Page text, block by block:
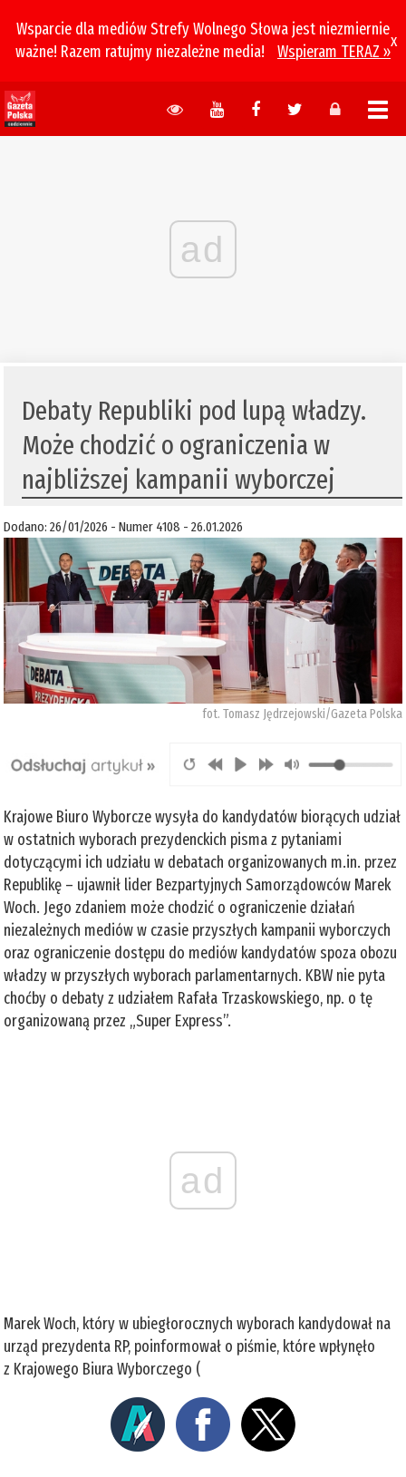
Wsparcie dla mediów Strefy Wolnego Słowa jest niezmiernie
ważne! Razem ratujmy niezależne media!
Wspieram TERAZ »
x
ad
Debaty Republiki pod lupą władzy.
Może chodzić o ograniczenia w
najbliższej kampanii wyborczej
Dodano: 26/01/2026 - Numer 4108 - 26.01.2026
fot. Tomasz Jędrzejowski/Gazeta Polska
Krajowe Biuro Wyborcze wysyła do kandydatów biorących udział
w ostatnich wyborach prezydenckich pisma z pytaniami
dotyczącymi ich udziału w debatach organizowanych m.in. przez
Republikę – ujawnił lider Bezpartyjnych Samorządowców Marek
Woch. Jego zdaniem może chodzić o ograniczenie działań
niezależnych mediów w czasie przyszłych kampanii wyborczych
oraz ograniczenie dostępu do mediów kandydatów spoza obozu
władzy w przyszłych wyborach parlamentarnych. KBW nie pyta
choćby o debaty z udziałem Rafała Trzaskowskiego, np. o tę
organizowaną przez „Super Express”.
ad
Marek Woch, który w ubiegłorocznych wyborach kandydował na
urząd prezydenta RP, poinformował o piśmie, które wpłynęło
z Krajowego Biura Wyborczego (